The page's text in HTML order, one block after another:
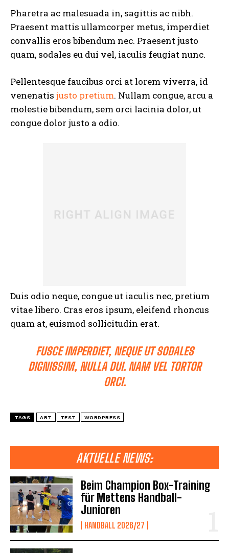
AKTUELLE NEWS:
Beim Champion Box-Training
für Mettens Handball-
Junioren
HANDBALL 2026/27
Pharetra ac malesuada in, sagittis ac nibh.
Praesent mattis ullamcorper metus, imperdiet
convallis eros bibendum nec. Praesent justo
quam, sodales eu dui vel, iaculis feugiat nunc.
Pellentesque faucibus orci at lorem viverra, id
venenatis justo pretium. Nullam congue, arcu a
molestie bibendum, sem orci lacinia dolor, ut
congue dolor justo a odio.
Duis odio neque, congue ut iaculis nec, pretium
vitae libero. Cras eros ipsum, eleifend rhoncus
quam at, euismod sollicitudin erat.
FUSCE IMPERDIET, NEQUE UT SODALES
DIGNISSIM, NULLA DUI. NAM VEL TORTOR
ORCI.
TAGS ART TEST WORDPRESS